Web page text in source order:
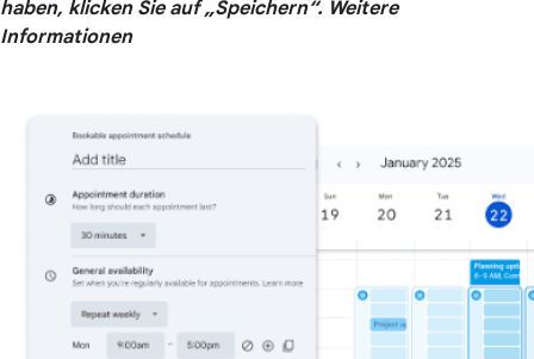
haben, klicken Sie auf „Speichern“. Weitere
Informationen